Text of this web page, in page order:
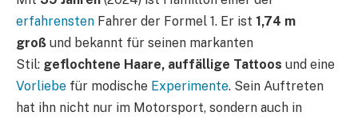
erfahrensten Fahrer der Formel 1. Er ist 1,74 m
groß und bekannt für seinen markanten
Stil: geflochtene Haare, auffällige Tattoos und eine
Vorliebe für modische Experimente. Sein Auftreten
hat ihn nicht nur im Motorsport, sondern auch in